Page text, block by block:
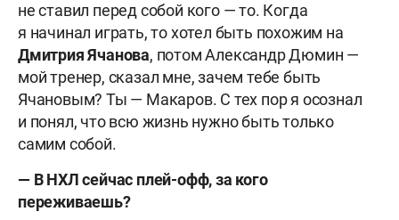
не ставил перед собой кого — то. Когда
я начинал играть, то хотел быть похожим на
Дмитрия Ячанова, потом Александр Дюмин —
мой тренер, сказал мне, зачем тебе быть
Ячановым? Ты — Макаров. С тех пор я осознал
и понял, что всю жизнь нужно быть только
самим собой.
— В НХЛ сейчас плей-офф, за кого
переживаешь?